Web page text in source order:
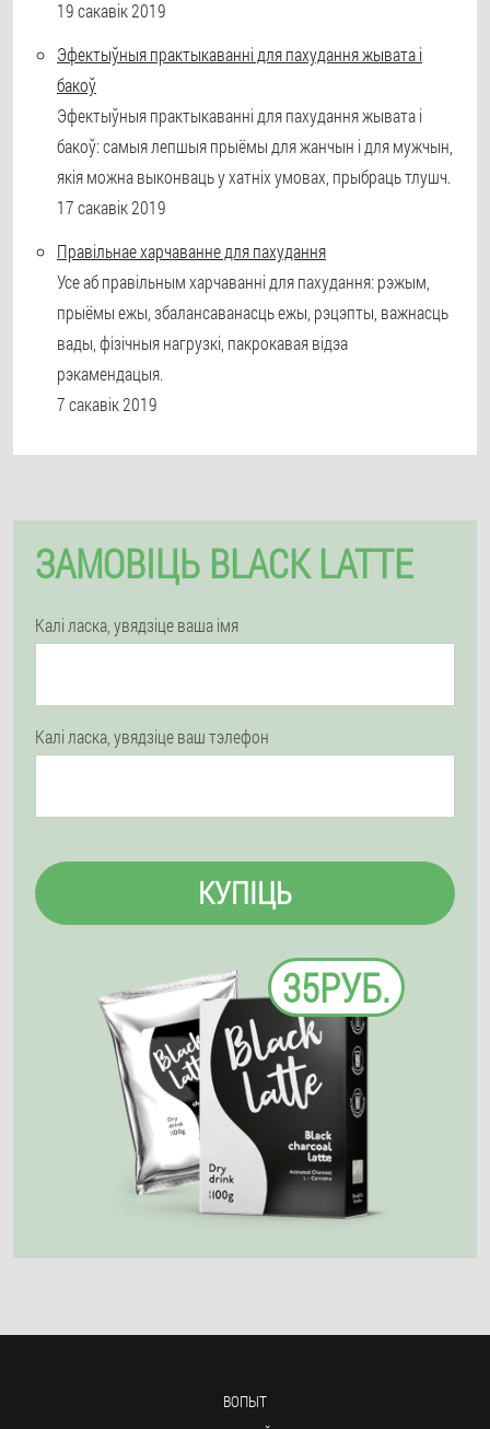
19 сакавік 2019
Эфектыўныя практыкаванні для пахудання жывата і
бакоў
Эфектыўныя практыкаванні для пахудання жывата і
бакоў: самыя лепшыя прыёмы для жанчын і для мужчын,
якія можна выконваць у хатніх умовах, прыбраць тлушч.
17 сакавік 2019
Правільнае харчаванне для пахудання
Усе аб правільным харчаванні для пахудання: рэжым,
прыёмы ежы, збалансаванасць ежы, рэцэпты, важнасць
вады, фізічныя нагрузкі, пакрокавая відэа
рэкамендацыя.
7 сакавік 2019
ЗАМОВІЦЬ BLACK LATTE
Калі ласка, увядзіце ваша імя
Калі ласка, увядзіце ваш тэлефон
КУПІЦЬ
35РУБ.
ВОПЫТ